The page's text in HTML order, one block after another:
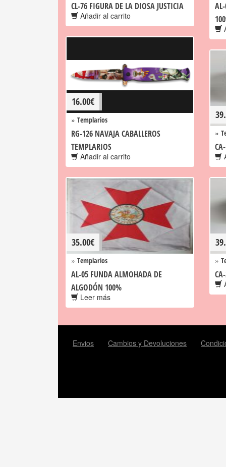
CL-76 FIGURA DE LA DIOSA JUSTICIA
Añadir al carrito
16.00€
» Templarios
RG-126 NAVAJA CABALLEROS
TEMPLARIOS
Añadir al carrito
»
35.00€
» Templarios
AL-05 FUNDA ALMOHADA DE
ALGODÓN 100%
Leer más
»
Envios Cambios y Devoluciones